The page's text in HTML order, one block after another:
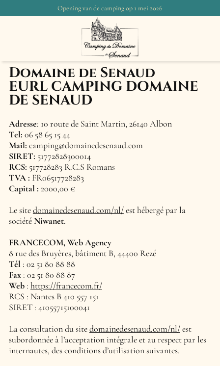
Opening van de camping op 1 mei 2026
Mentions légales
Domaine de Senaud
EURL CAMPING DOMAINE
DE SENAUD
Adresse: 10 route de Saint Martin, 26140 Albon
Tel: 06 58 65 15 44
Mail: camping@domainedesenaud.com
SIRET: 51772828300014
RCS: 517728283 R.C.S Romans
TVA : FR06517728283
Capital : 2000,00 €
Le sitedomainedesenaud.com/nl/est hébergé par la
sociétéNiwanet.
FRANCECOM, Web Agency
8 rue des Bruyères, bâtiment B, 44400 Rezé
Tél : 02 51 80 88 88
Fax: 02 51 80 88 87
Web: https://francecom.fr/
RCS : Nantes B 410 557 151
SIRET : 41055715100041
La consultation du sitedomainedesenaud.com/nl/est
subordonnée à l’acceptation intégrale et au respect par les
internautes, des conditions d’utilisation suivantes.